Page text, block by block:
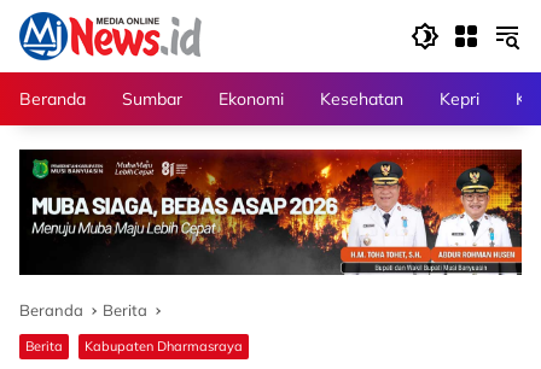
Langsung
konten
Beranda
Sumbar Ekonomi Kesehatan Kepri
Beranda Berita
Berita Kabupaten Dharmasraya